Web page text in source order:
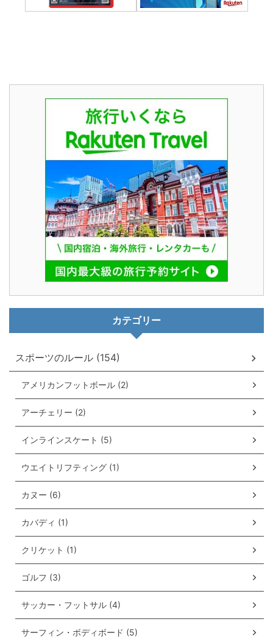
カテゴリー
スポーツのルール (154)
アメリカンフットボール (2)
アーチェリー (2)
インラインスケート (5)
ウエイトリフティング (1)
カヌー (6)
カバディ (1)
クリケット (1)
ゴルフ (3)
サッカー・フットサル (4)
サーフィン・ボディボード (5)